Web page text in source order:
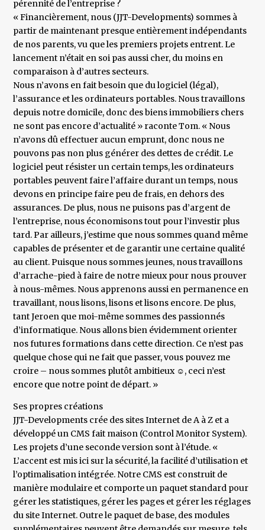
pérennité de l’entreprise ?
« Financièrement, nous (JJT-Developments) sommes à
partir de maintenant presque entièrement indépendants
de nos parents, vu que les premiers projets entrent. Le
lancement n’était en soi pas aussi cher, du moins en
comparaison à d’autres secteurs.
Nous n’avons en fait besoin que du logiciel (légal),
l’assurance et les ordinateurs portables. Nous travaillons
depuis notre domicile, donc des biens immobiliers chers
ne sont pas encore d’actualité » raconte Tom. « Nous
n’avons dû effectuer aucun emprunt, donc nous ne
pouvons pas non plus générer des dettes de crédit. Le
logiciel peut résister un certain temps, les ordinateurs
portables peuvent faire l’affaire durant un temps, nous
devons en principe faire peu de frais, en dehors des
assurances. De plus, nous ne puisons pas d’argent de
l’entreprise, nous économisons tout pour l’investir plus
tard. Par ailleurs, j’estime que nous sommes quand même
capables de présenter et de garantir une certaine qualité
au client. Puisque nous sommes jeunes, nous travaillons
d’arrache-pied à faire de notre mieux pour nous prouver
à nous-mêmes. Nous apprenons aussi en permanence en
travaillant, nous lisons, lisons et lisons encore. De plus,
tant Jeroen que moi-même sommes des passionnés
d’informatique. Nous allons bien évidemment orienter
nos futures formations dans cette direction. Ce n’est pas
quelque chose qui ne fait que passer, vous pouvez me
croire – nous sommes plutôt ambitieux ☺, ceci n’est
encore que notre point de départ. »
Ses propres créations
JJT-Developments crée des sites Internet de A à Z et a
développé un CMS fait maison (Control Monitor System).
Les projets d’une seconde version sont à l’étude. «
L’accent est mis ici sur la sécurité, la facilité d’utilisation et
l’optimalisation intégrée. Notre CMS est construit de
manière modulaire et comporte un paquet standard pour
gérer les statistiques, gérer les pages et gérer les réglages
du site Internet. Outre le paquet de base, des modules